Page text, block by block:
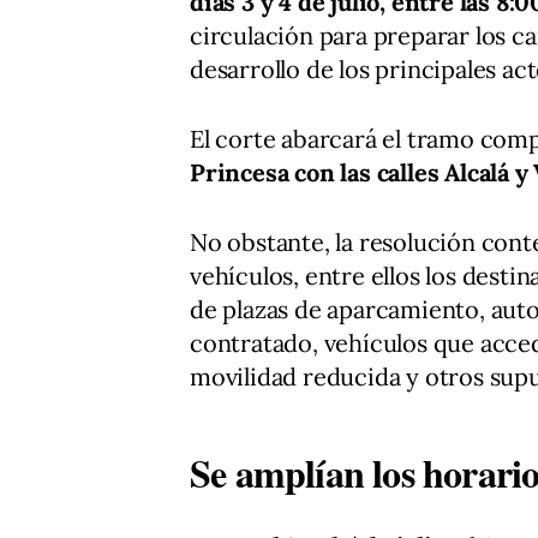
circulación para preparar los
desarrollo de los principales
El corte abarcará el tramo
Princesa con las calles Alcalá
No obstante, la resolución
vehículos, entre ellos los
de plazas de aparcamiento,
contratado, vehículos que
movilidad reducida y otros
Se amplían los